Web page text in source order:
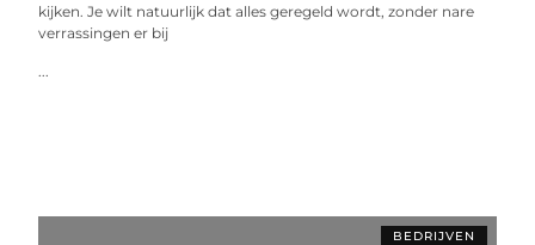
kijken. Je wilt natuurlijk dat alles geregeld wordt, zonder nare
verrassingen er bij
...
BEDRIJVEN